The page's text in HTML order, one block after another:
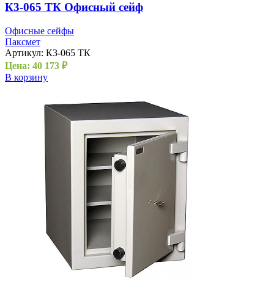
К3-065 ТК Офисный сейф
Офисные сейфы
Паксмет
Артикул: К3-065 ТК
Цена: 40 173 ₽
В корзину